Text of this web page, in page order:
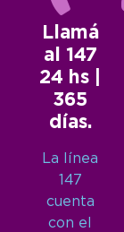
Llamá
al 147
24 hs |
365
días.
La línea
147
cuenta
con el